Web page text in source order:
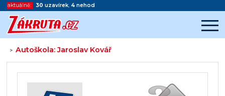
aktuálně: 30 uzavírek, 4 nehod
>Autoškola: Jaroslav Kovář
Začátek reklamy
Konec reklamy